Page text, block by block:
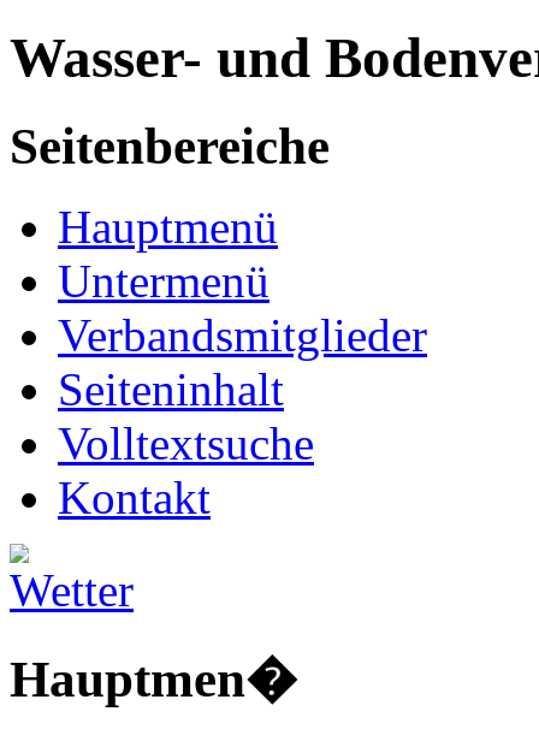
Wasser- und
Seitenbereiche
Hauptmenü
Untermenü
Verbandsmitglieder
Seiteninhalt
Volltextsuche
Kontakt
Hauptmen�